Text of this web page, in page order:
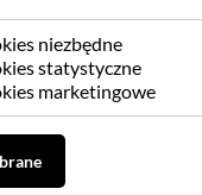
niezbędne
statystyczne
marketingowe